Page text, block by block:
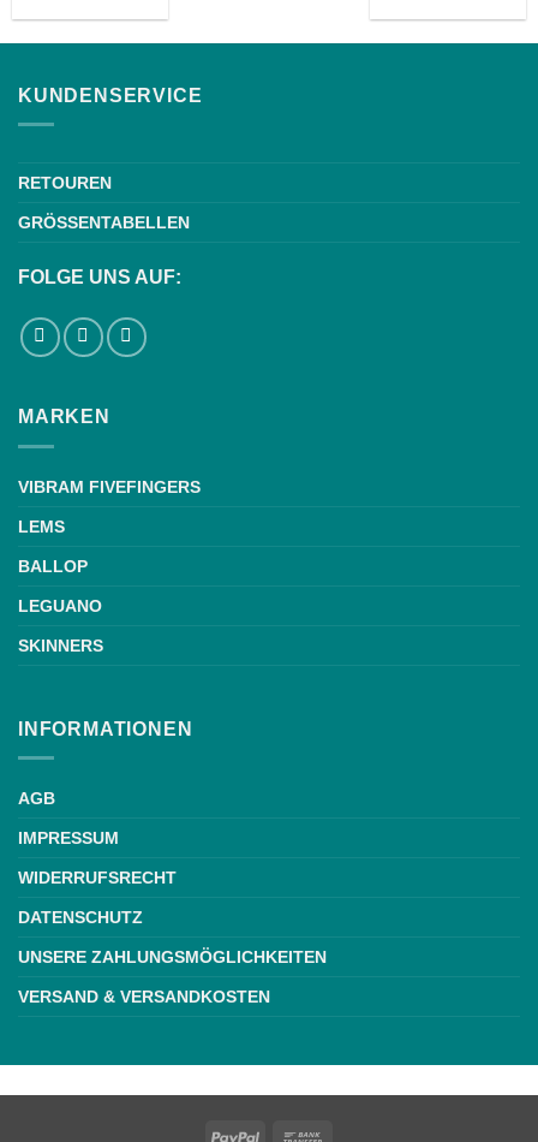
139,90 €129,90 €.
139,90 €129,90
KUNDENSERVICE
RETOUREN
GRÖSSENTABELLEN
FOLGE UNS AUF:
MARKEN
VIBRAM FIVEFINGERS
LEMS
BALLOP
LEGUANO
SKINNERS
INFORMATIONEN
AGB
IMPRESSUM
WIDERRUFSRECHT
DATENSCHUTZ
UNSERE ZAHLUNGSMÖGLICHKEITEN
VERSAND & VERSANDKOSTEN
PayPal